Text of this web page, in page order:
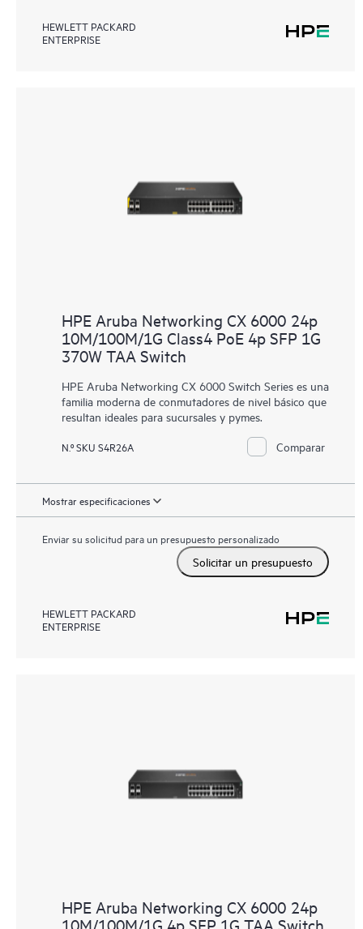
HEWLETT PACKARD
ENTERPRISE
HPE Aruba Networking CX 6000 24p
10M/100M/1G Class4 PoE 4p SFP 1G
370W TAA Switch
HPE Aruba Networking CX 6000 Switch Series es una
familia moderna de conmutadores de nivel básico que
resultan ideales para sucursales y pymes.
N.º SKU S4R26A Comparar
Mostrar especificaciones
Enviar su solicitud para un presupuesto personalizado
Solicitar un presupuesto
HEWLETT PACKARD
ENTERPRISE
HPE Aruba Networking CX 6000 24p
10M/100M/1G 4p SFP 1G TAA Switch